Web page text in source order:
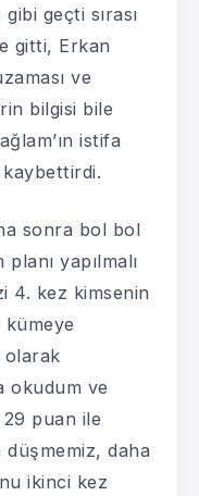
geçti sırası
gitti, Erkan
ve
bilgisi bile
istifa
kaybettirdi.
sonra bol bol
yapılmalı
4. kez kimsenin
kümeye
olarak
okudum ve
puan ile
düşmemiz, daha
ikinci kez